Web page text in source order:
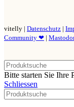
vitelly | Datenschutz |
Community ❤ |
Bitte starten Sie Ihre
Schliessen